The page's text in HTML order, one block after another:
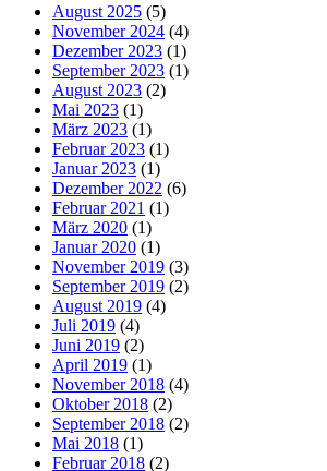
August 2025 (5)
November 2024 (4)
Dezember 2023 (1)
September 2023 (1)
August 2023 (2)
Mai 2023 (1)
März 2023 (1)
Februar 2023 (1)
Januar 2023 (1)
Dezember 2022 (6)
Februar 2021 (1)
März 2020 (1)
Januar 2020 (1)
November 2019 (3)
September 2019 (2)
August 2019 (4)
Juli 2019 (4)
Juni 2019 (2)
April 2019 (1)
November 2018 (4)
Oktober 2018 (2)
September 2018 (2)
Mai 2018 (1)
Februar 2018 (2)